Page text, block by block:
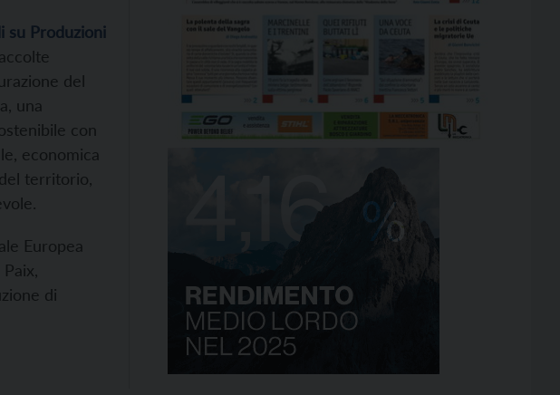
su Produzioni
del
una
con
economica
territorio,
Europea
di